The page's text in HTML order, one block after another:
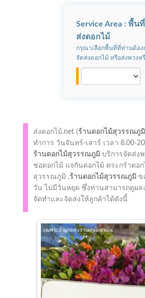
Service Area : พื้น
ส่งดอกไม้
กรุณาเลือกพื้นที่ที่ท่านต้อง
จัดส่งดอกไม้ หรือส่งพวงห
ส่งดอกไม้.net (ร้านดอกไม้สุวรรณภูมิ
ทำการ วันจันทร์-เสาร์ เวลา 8.00-
ร้านดอกไม้สุวรรณภูมิ บริการจัดส่ง
ช่อดอกไม้ แจกันดอกไม้ ตระกร้าดอ
สุวรรณภูมิ ,ร้านดอกไม้สุวรรณภูมิ ข
วัน ไม่มีวันหยุด ซึ่งท่านสามารถดูผล
จัดทำและจัดส่งให้ลูกค้าได้ดังนี้